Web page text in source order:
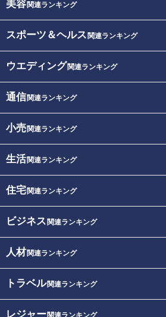
美容関連ランキング
スポーツ＆ヘルス 関連ランキング
ウエディング関連ランキング
通信関連ランキング
小売関連ランキング
生活関連ランキング
住宅関連ランキング
ビジネス 関連ランキング
人材関連ランキング
トラベル関連ランキング
レジャー